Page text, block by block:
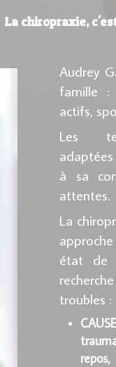
La chiropraxie,
Audrey
famille :
actifs,
Les
à sa
attentes.
La
état de
recherche
troubles :